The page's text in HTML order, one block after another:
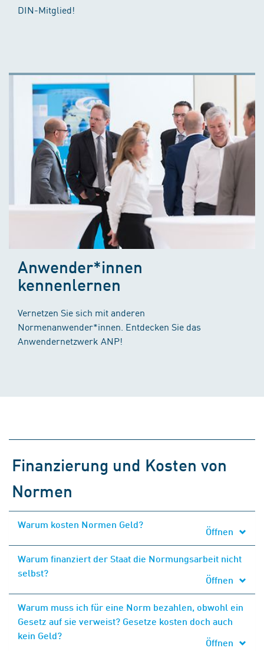
DIN-Mitglied!
Anwender*innen
kennenlernen
Vernetzen Sie sich mit anderen
Normenanwender*innen. Entdecken Sie das
Anwendernetzwerk ANP!
Finanzierung und Kosten von
Normen
Warum kosten Normen Geld?
Öffnen
Warum finanziert der Staat die Normungsarbeit nicht
selbst?
Öffnen
Warum muss ich für eine Norm bezahlen, obwohl ein
Gesetz auf sie verweist? Gesetze kosten doch auch
kein Geld?
Öffnen